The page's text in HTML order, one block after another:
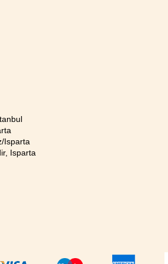
Isparta
Isparta